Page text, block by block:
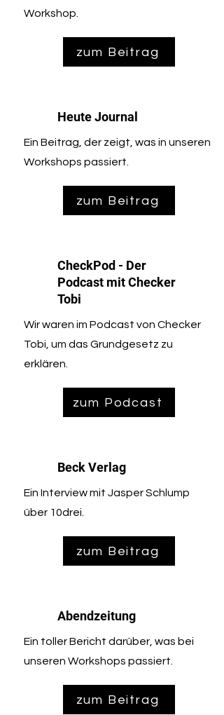
Workshop.
zum Beitrag
Heute Journal
Ein Beitrag, der zeigt, was in unseren
Workshops passiert.
zum Beitrag
CheckPod - Der
Podcast mit Checker
Tobi
Wir waren im Podcast von Checker
Tobi, um das Grundgesetz zu
erklären.
zum Podcast
Beck Verlag
Ein Interview mit Jasper Schlump
über 10drei.
zum Beitrag
Abendzeitung
Ein toller Bericht darüber, was bei
unseren Workshops passiert.
zum Beitrag